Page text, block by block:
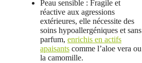
Peau sensible : Fragile et
réactive aux agressions
extérieures, elle nécessite des
soins hypoallergéniques et sans
parfum, enrichis en actifs
apaisants comme l’aloe vera ou
la camomille.